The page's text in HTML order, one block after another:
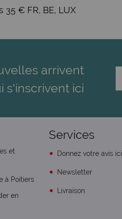
35 € FR, BE, LUX
arrivent
s'inscrivent ici
et
à Poitiers
en
Services
Donnez votre avis ici
Newsletter
Livraison